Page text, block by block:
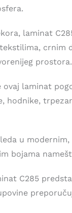
laminat
prostora.
ovaj laminat
hodnike,
u
bojama
C285